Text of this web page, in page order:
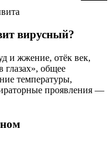
вирусный?
и жжение, отёк век,
глазах», общее
температуры,
проявления —